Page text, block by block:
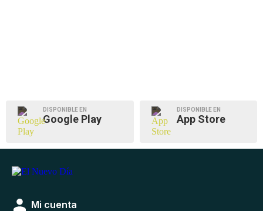
DISPONIBLE EN
Google Play
DISPONIBLE EN
App Store
Mi cuenta